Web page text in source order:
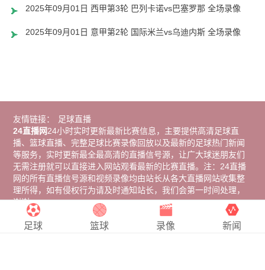
2025年09月01日 西甲第3轮 巴列卡诺vs巴塞罗那 全场录像
2025年09月01日 意甲第2轮 国际米兰vs乌迪内斯 全场录像
友情链接：
足球直播
24直播网24小时实时更新最新比赛信息，主要提供高清足球直
播、篮球直播、完整足球比赛录像回放以及最新的足球热门新闻
等服务，实时更新最全最高清的直播信号源，让广大球迷朋友们
无需注册就可以直接进入网站观看最新的比赛直播。注：24直播
网的所有直播信号源和视频录像均由站长从各大直播网站收集整
理所得，如有侵权行为请及时通知站长，我们会第一时间处理，
谢谢。
Copyright © 2024
24直播网 . All Rights Reserved 版权所有网站
地图足球 篮球 录像 新闻